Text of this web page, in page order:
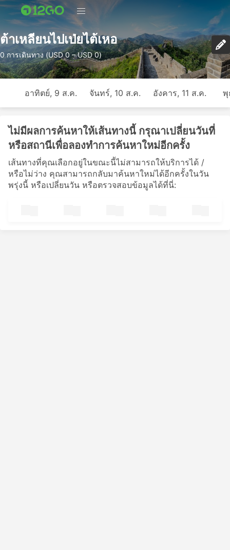
ต้าเหลียนไปเป่ยไต้เหอ
0 การเดินทาง (USD 0 – USD 0)
อาทิตย์, 9 ส.ค. จันทร์, 10 ส.ค. อังคาร, 11 ส.ค. พุ
ไม่มีผลการค้นหาให้เส้นทางนี้ กรุณาเปลี่ยนวันที่
หรือสถานีเพื่อลองทำการค้นหาใหม่อีกครั้ง
เส้นทางที่คุณเลือกอยู่ในขณะนี้ไม่สามารถให้บริการได้ /
หรือไม่ว่าง คุณสามารถกลับมาค้นหาใหม่ได้อีกครั้งในวัน
พรุ่งนี้ หรือเปลี่ยนวัน หรือตรวจสอบข้อมูลได้ที่นี่: